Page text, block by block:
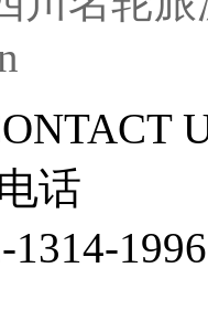
话
1996